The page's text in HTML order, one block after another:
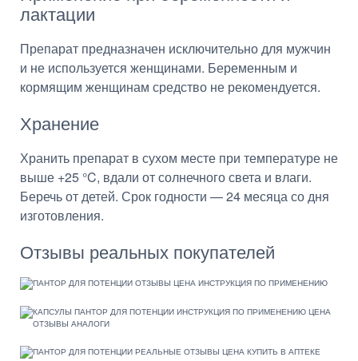
лактации
Препарат предназначен исключительно для мужчин
и не используется женщинами. Беременным и
кормящим женщинам средство не рекомендуется.
Хранение
Хранить препарат в сухом месте при температуре не
выше +25 °C, вдали от солнечного света и влаги.
Беречь от детей. Срок годности — 24 месяца со дня
изготовления.
Отзывы реальных покупателей